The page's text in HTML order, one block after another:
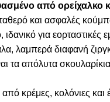
από ορείχαλκο
και ασφαλές
ιδανικό για εορταστικές
λαμπερά διαφανή
τα απόλυτα
κρέμες, κολόνιες